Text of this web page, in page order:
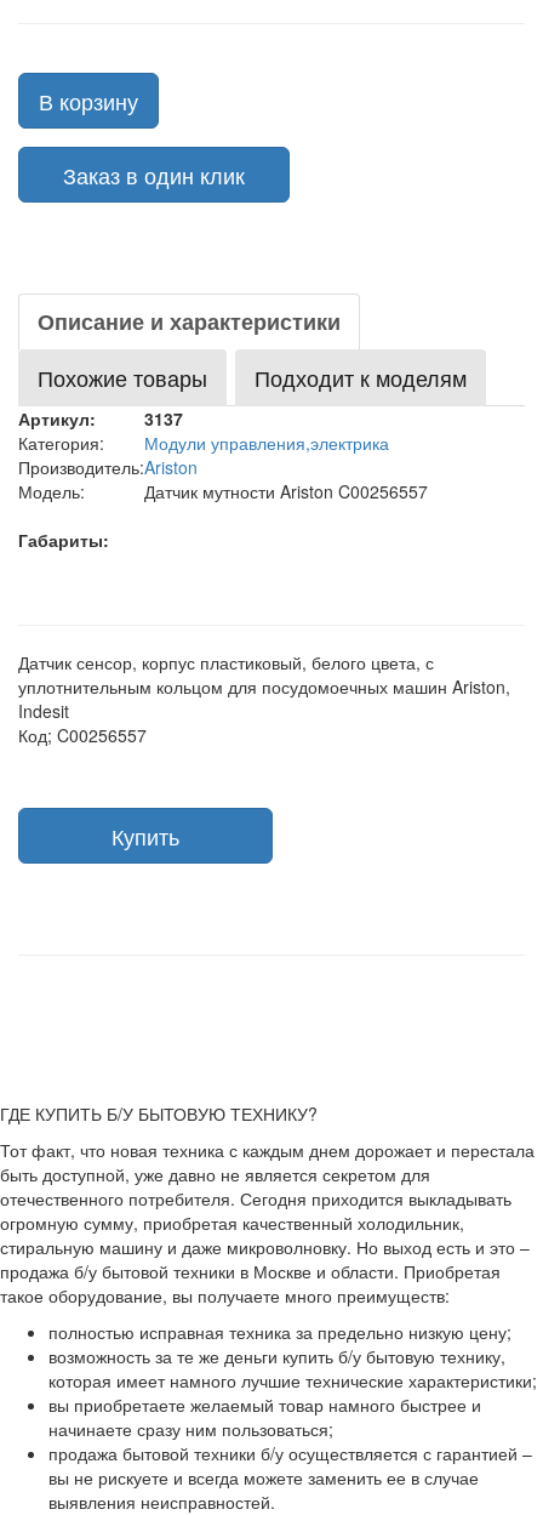
В корзину
Заказ в один клик
Описание и характеристики
Похожие товары
Подходит к моделям
Артикул:
3137
Категория:
Модули управления,электрика
Производитель:Ariston
Модель:
Датчик мутности Ariston C00256557
Габариты:
Датчик сенсор, корпус пластиковый, белого цвета, с
уплотнительным кольцом для посудомоечных машин Ariston,
Indesit
Код; C00256557
ГДЕ КУПИТЬ Б/У БЫТОВУЮ ТЕХНИКУ?
Тот факт, что новая техника с каждым днем дорожает и перестала
быть доступной, уже давно не является секретом для
отечественного потребителя. Сегодня приходится выкладывать
огромную сумму, приобретая качественный холодильник,
стиральную машину и даже микроволновку. Но выход есть и это –
продажа б/у бытовой техники в Москве и области. Приобретая
такое оборудование, вы получаете много преимуществ:
полностью исправная техника за предельно низкую цену;
возможность за те же деньги купить б/у бытовую технику,
которая имеет намного лучшие технические характеристики;
вы приобретаете желаемый товар намного быстрее и
начинаете сразу ним пользоваться;
продажа бытовой техники б/у осуществляется с гарантией –
вы не рискуете и всегда можете заменить ее в случае
выявления неисправностей.